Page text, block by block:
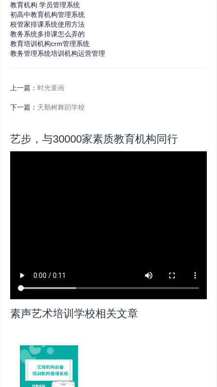
教育机构 学员管理系统
初高中教育机构管理系统
校管家排课系统使用方法
教务系统多排课怎么弄的
教育培训机构crm管理系统
教务管理系统培训机构运营管理
上一篇： 时光童画
下一篇： 天鹅树舞蹈学校
艺步，与30000家素质教育机构同行
素声艺术培训学校相关文章